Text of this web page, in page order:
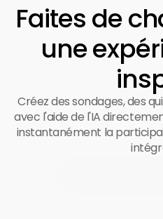
Faites de
une
Créez des sondages, des
avec l'aide de l'IA
instantanément la